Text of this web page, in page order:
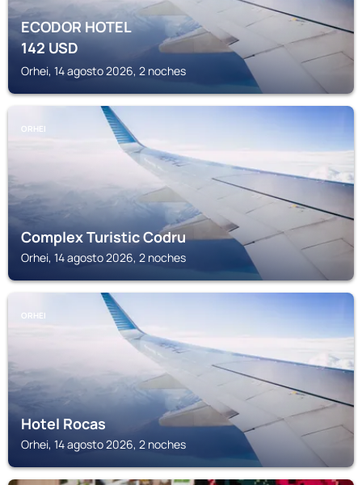
ECODOR HOTEL
142USD
Orhei, 14 agosto 2026, 2 noches
ORHEI
Complex Turistic Codru
Orhei, 14 agosto 2026, 2 noches
ORHEI
Hotel Rocas
Orhei, 14 agosto 2026, 2 noches